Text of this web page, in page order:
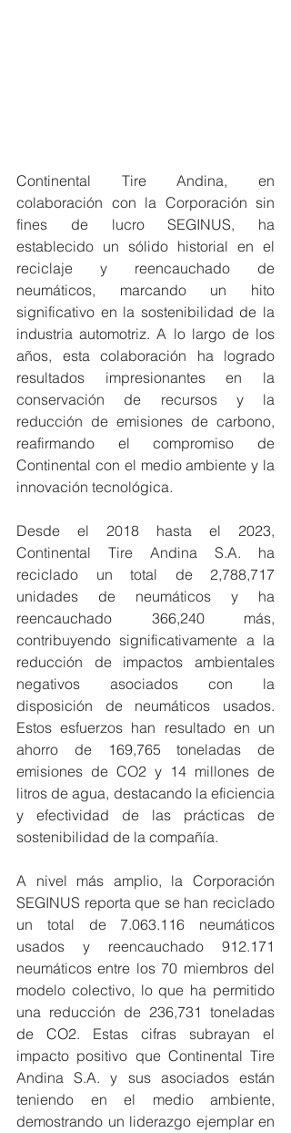
Continental Tire Andina, en
colaboración con la Corporación sin
fines de lucro SEGINUS, ha
establecido un sólido historial en el
reciclaje y reencauchado de
neumáticos, marcando un hito
significativo en la sostenibilidad de la
industria automotriz. A lo largo de los
años, esta colaboración ha logrado
resultados impresionantes en la
conservación de recursos y la
reducción de emisiones de carbono,
reafirmando el compromiso de
Continental con el medio ambiente y la
innovación tecnológica.
Desde el 2018 hasta el 2023,
Continental Tire Andina S.A. ha
reciclado un total de 2,788,717
unidades de neumáticos y ha
reencauchado 366,240 más,
contribuyendo significativamente a la
reducción de impactos ambientales
negativos asociados con la
disposición de neumáticos usados.
Estos esfuerzos han resultado en un
ahorro de 169,765 toneladas de
emisiones de CO2 y 14 millones de
litros de agua, destacando la eficiencia
y efectividad de las prácticas de
sostenibilidad de la compañía.
A nivel más amplio, la Corporación
SEGINUS reporta que se han reciclado
un total de 7.063.116 neumáticos
usados y reencauchado 912.171
neumáticos entre los 70 miembros del
modelo colectivo, lo que ha permitido
una reducción de 236,731 toneladas
de CO2. Estas cifras subrayan el
impacto positivo que Continental Tire
Andina S.A. y sus asociados están
teniendo en el medio ambiente,
demostrando un liderazgo ejemplar en